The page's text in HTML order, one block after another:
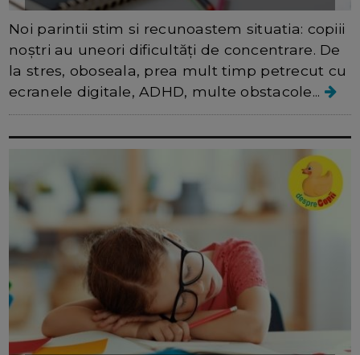
Noi parintii stim si recunoastem situatia: copiii
noștri au uneori dificultăți de concentrare. De
la stres, oboseala, prea mult timp petrecut cu
ecranele digitale, ADHD, multe obstacole...